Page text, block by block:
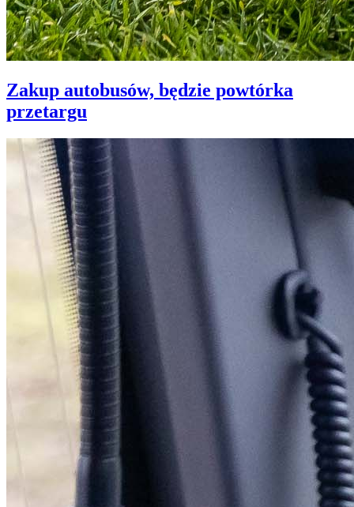
Zakup autobusów, będzie powtórka
przetargu